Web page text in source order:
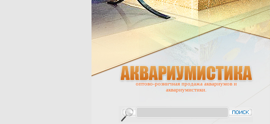
оптово-розничная продажа аквариумов и
аквариумистики.